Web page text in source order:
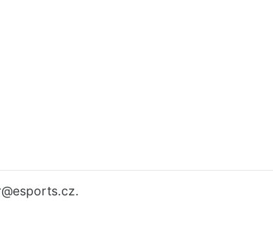
@esports.cz.